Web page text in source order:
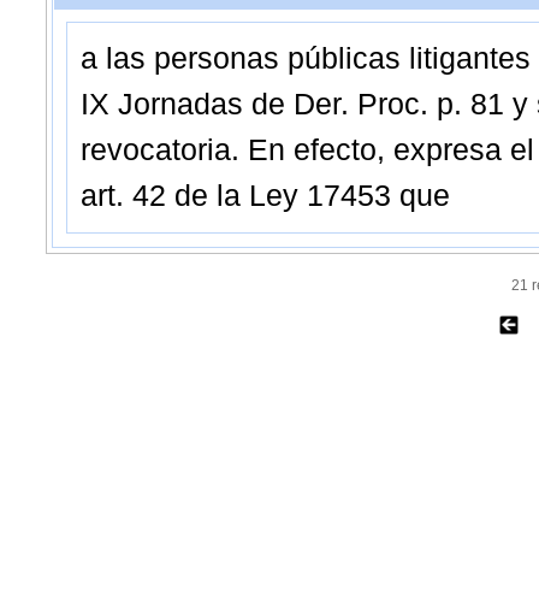
a las personas públicas
IX Jornadas de Der. Proc. p. 81
revocatoria. En efecto, expresa
art. 42 de la Ley 17453 que
21